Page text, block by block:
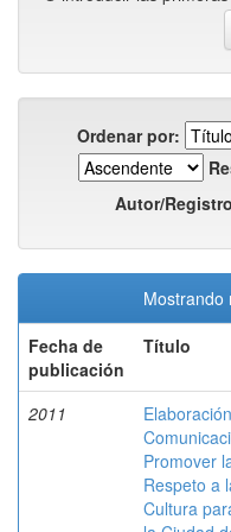
Ordenar por:
Autor/
Mostrando
Fecha de
publicación
Título
2011
Promover
Respeto a
Cultura